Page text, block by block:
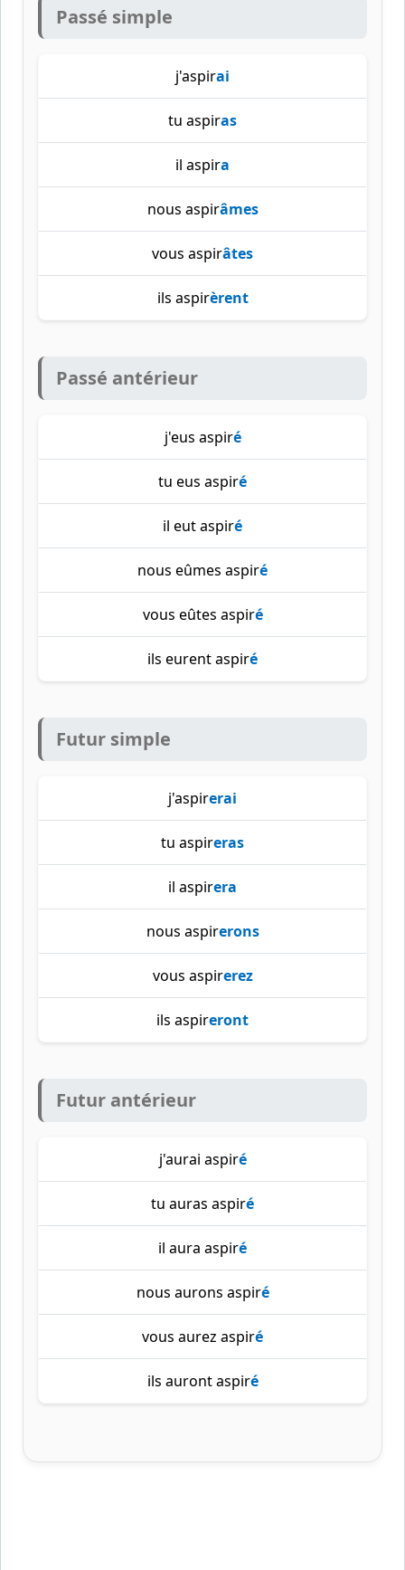
Passé simple
j'aspirai
tu aspiras
il aspira
nous aspirâmes
vous aspirâtes
ils aspirèrent
Passé antérieur
j'eus aspiré
tu eus aspiré
il eut aspiré
nous eûmes aspiré
vous eûtes aspiré
ils eurent aspiré
Futur simple
j'aspirerai
tu aspireras
il aspirera
nous aspirerons
vous aspirerez
ils aspireront
Futur antérieur
j'aurai aspiré
tu auras aspiré
il aura aspiré
nous aurons aspiré
vous aurez aspiré
ils auront aspiré